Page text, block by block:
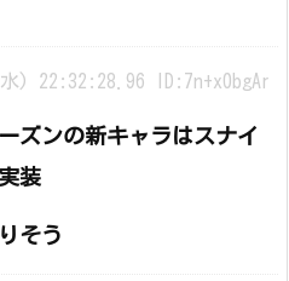
) 22:32:28.96 ID:7n+x0bgAr
ズンの新キャラはスナイ
装
そう